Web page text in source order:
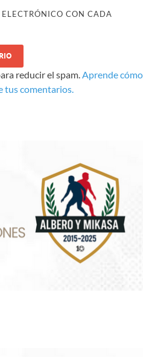
ELECTRÓNICO CON CADA
reducir el spam.Aprende cómo
tus comentarios.